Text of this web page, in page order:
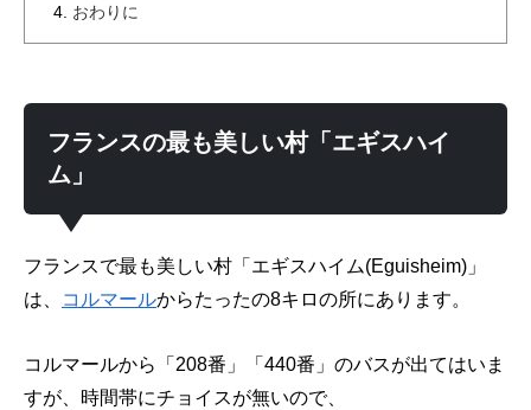
おわりに
フランスの最も美しい村「エギスハイ
ム」
フランスで最も美しい村「エギスハイム(Eguisheim)」
は、
コルマールからたったの8キロの所にあります。
コルマールから「208番」「440番」のバスが出てはいま
すが、時間帯にチョイスが無いので、